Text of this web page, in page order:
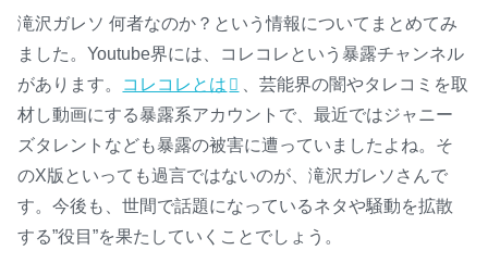
滝沢ガレソ 何者なのか？という情報についてまとめてみ
ました。Youtube界には、コレコレという暴露チャンネル
があります。 コレコレとは
、芸能界の闇やタレコミを取
材し動画にする暴露系アカウントで、最近ではジャニー
ズタレントなども暴露の被害に遭っていましたよね。そ
のX版といっても過言ではないのが、滝沢ガレソさんで
す。今後も、世間で話題になっているネタや騒動を拡散
する”役目”を果たしていくことでしょう。